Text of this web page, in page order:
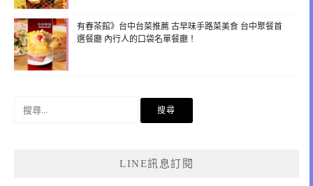
有春茶館》台中台菜推薦 古早味手路菜美食 台中聚餐首
選餐廳 內行人的口袋名單餐廳！
LINE訊息訂閱